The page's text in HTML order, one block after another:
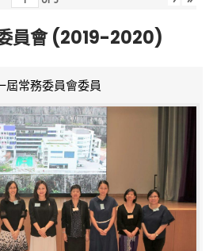
員會 (2019-2020)
屆常務委員會委員